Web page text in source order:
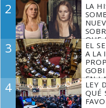
2
LA
QUE
3
EL
A LA
EN
4
LEY
QUÉ